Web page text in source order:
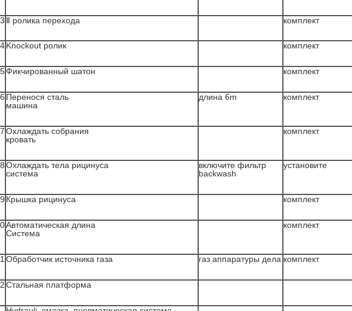
Ⅱ ролика перехода комплект
Knockout ролик комплект
Фикчированный шатон комплект
Перенося сталь
машина
длина 6m комплект
Охлаждать собрания
кровать
комплект
Охлаждать тела рицинуса
система
включите фильтр
backwash
установите
Крышка рицинуса комплект
Автоматическая длина
Система
комплект
Обработчик источника газа газ аппаратуры дела комплект
Стальная платформа